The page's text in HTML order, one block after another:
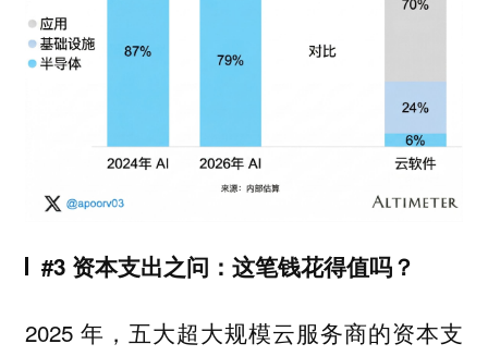
#3 资本支出之问：这笔钱花得值吗？
2025 年，五大超大规模云服务商的资本支